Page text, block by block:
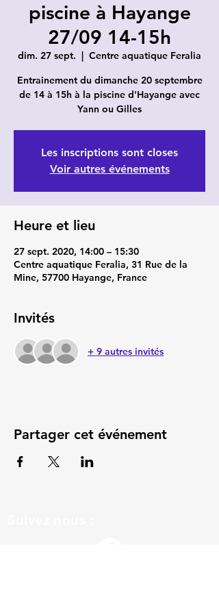
piscine à Hayange
27/09 14-15h
dim. 27 sept.
  |
Centre aquatique Feralia
Entrainement du dimanche 20 septembre
de 14 à 15h à la piscine d'Hayange avec
Yann ou Gilles
Les inscriptions sont closes
Voir autres événements
Heure et lieu
27 sept. 2020, 14:00 – 15:30
Centre aquatique Feralia, 31 Rue de la
Mine, 57700 Hayange, France
Invités
+ 9 autres invités
Partager cet événement